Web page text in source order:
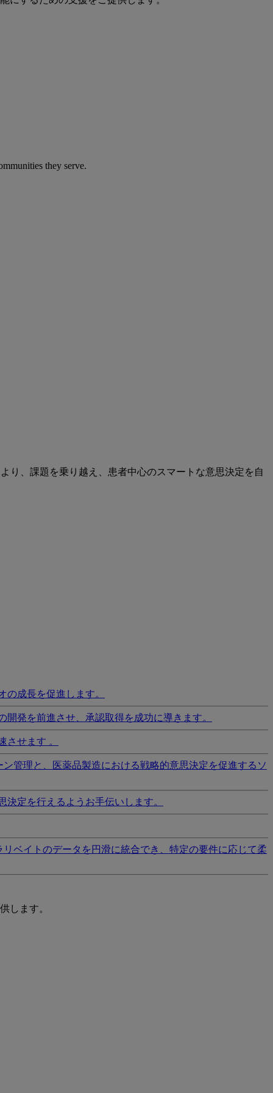
they serve.
り、課題を乗り越え、患者中心のスマートな意思決定を自
成長を促進します。
発を前進させ、承認取得を成功に導きます。
せます 。
管理と、医薬品製造における戦略的意思決定を促進するソ
定を行えるようお手伝いします。
ベイトのデータを円滑に統合でき、特定の要件に応じて柔
します。